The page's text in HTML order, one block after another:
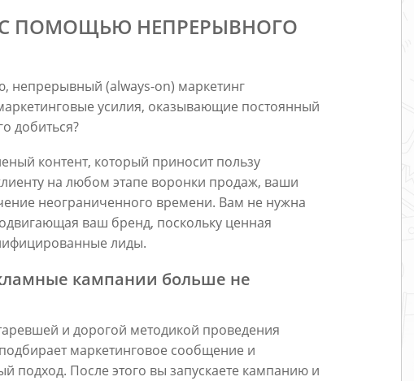
ПОМОЩЬЮ НЕПРЕРЫВНОГО
непрерывный (always-on) маркетинг
усилия, оказывающие постоянный
добиться?
контент, который приносит пользу
на любом этапе воронки продаж, ваши
неограниченного времени. Вам не нужна
ваш бренд, поскольку ценная
лиды.
кампании больше не
и дорогой методикой проведения
маркетинговое сообщение и
подход. После этого вы запускаете кампанию и